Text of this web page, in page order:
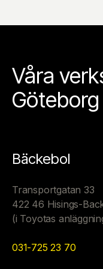
Våra
Göteborg
Bäckebol
Transportgatan 33
422 46 Hisings-
(i Toyotas
031-725 23 70